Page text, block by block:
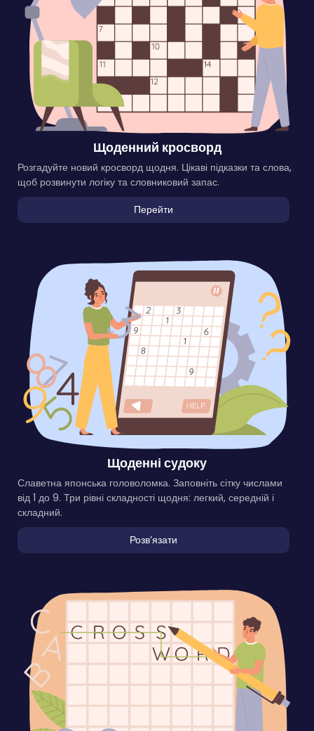
Щоденний кросворд
Розгадуйте новий кросворд щодня. Цікаві підказки та слова,
щоб розвинути логіку та словниковий запас.
Перейти
Щоденні судоку
Славетна японська головоломка. Заповніть сітку числами
від 1 до 9. Три рівні складності щодня: легкий, середній і
складний.
Розвʼязати